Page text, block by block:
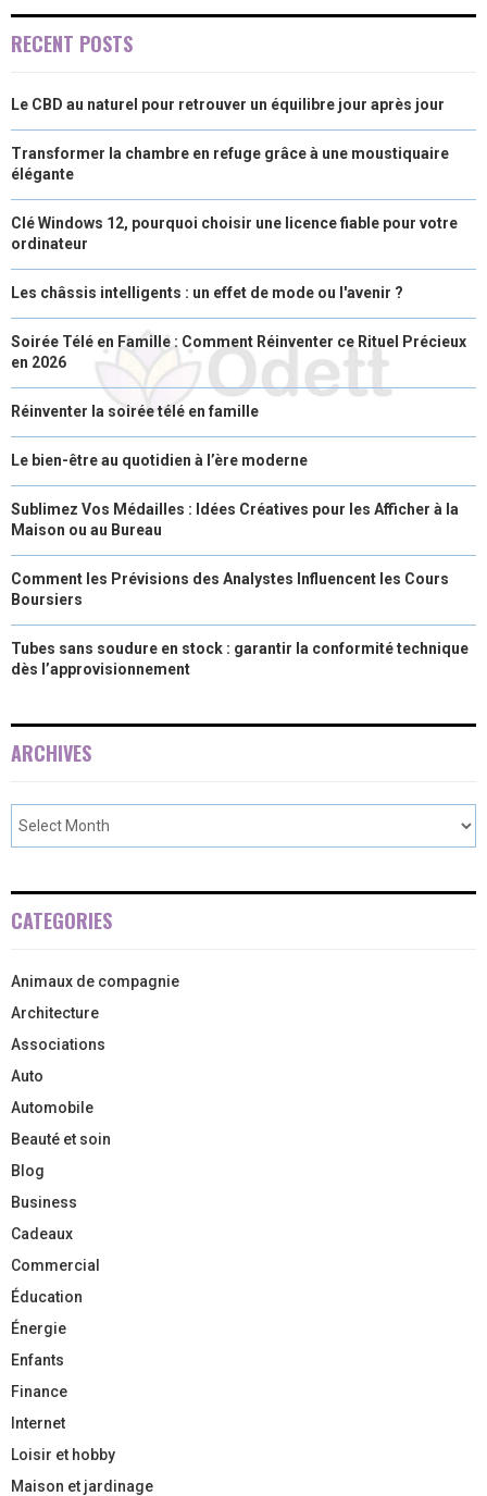
E K S N
RECENT POSTS
Le CBD au naturel pour retrouver un équilibre jour après jour
Transformer la chambre en refuge grâce à une moustiquaire
élégante
Clé Windows 12, pourquoi choisir une licence fiable pour votre
ordinateur
Les châssis intelligents : un effet de mode ou l'avenir ?
Soirée Télé en Famille : Comment Réinventer ce Rituel Précieux
en 2026
Réinventer la soirée télé en famille
Le bien-être au quotidien à l’ère moderne
Sublimez Vos Médailles : Idées Créatives pour les Afficher à la
Maison ou au Bureau
Comment les Prévisions des Analystes Influencent les Cours
Boursiers
Tubes sans soudure en stock : garantir la conformité technique
dès l’approvisionnement
ARCHIVES
CATEGORIES
Animaux de compagnie
Architecture
Associations
Auto
Automobile
Beauté et soin
Blog
Business
Cadeaux
Commercial
Éducation
Énergie
Enfants
Finance
Internet
Loisir et hobby
Maison et jardinage